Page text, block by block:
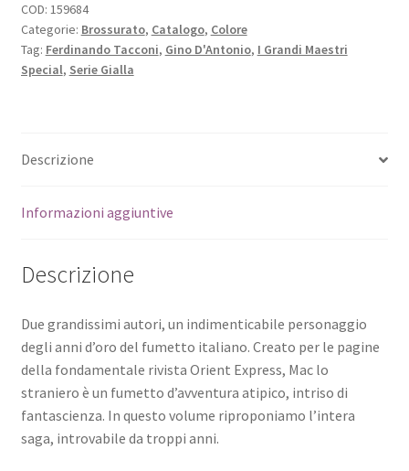
COD: 159684
Categorie: Brossurato, Catalogo, Colore
Tag: Ferdinando Tacconi, Gino D'Antonio, I Grandi Maestri
Special, Serie Gialla
Descrizione
Informazioni aggiuntive
Descrizione
Due grandissimi autori, un indimenticabile personaggio
degli anni d’oro del fumetto italiano. Creato per le pagine
della fondamentale rivista Orient Express, Mac lo
straniero è un fumetto d’avventura atipico, intriso di
fantascienza. In questo volume riproponiamo l’intera
saga, introvabile da troppi anni.